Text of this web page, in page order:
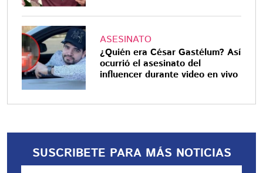
ASESINATO
¿Quién era César Gastélum? Así
ocurrió el asesinato del
influencer durante video en vivo
SUSCRIBETE PARA MÁS NOTICIAS